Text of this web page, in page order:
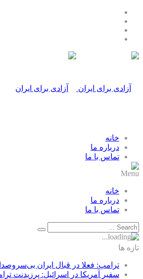
خانه
درباره ما
تماس با ما
Menu
خانه
درباره ما
تماس با ما
تازه ها
ترامپ: فعلا در قبال ایران
سفیر آمریکا در اسرائیل: پرزیدنت